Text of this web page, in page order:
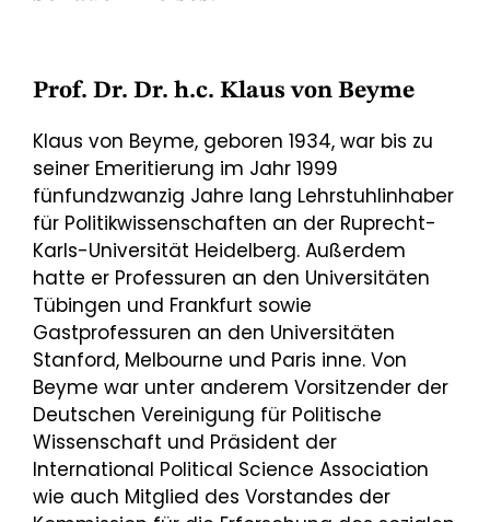
Prof. Dr. Dr. h.c. Klaus von Beyme
Klaus von Beyme, geboren 1934, war bis zu
seiner Emeritierung im Jahr 1999
fünfundzwanzig Jahre lang Lehrstuhlinhaber
für Politikwissenschaften an der Ruprecht-
Karls-Universität Heidelberg. Außerdem
hatte er Professuren an den Universitäten
Tübingen und Frankfurt sowie
Gastprofessuren an den Universitäten
Stanford, Melbourne und Paris inne. Von
Beyme war unter anderem Vorsitzender der
Deutschen Vereinigung für Politische
Wissenschaft und Präsident der
International Political Science Association
wie auch Mitglied des Vorstandes der